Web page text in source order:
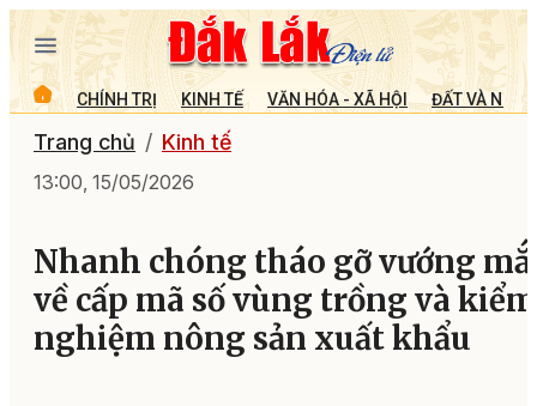
CHÍNH TRỊ KINH TẾ VĂN HÓA - XÃ HỘI ĐẤT VÀ
Trang chủ Kinh tế
13:00, 15/05/2026
Nhanh chóng tháo gỡ vướng
về cấp mã số vùng trồng và kiểm
nghiệm nông sản xuất khẩu